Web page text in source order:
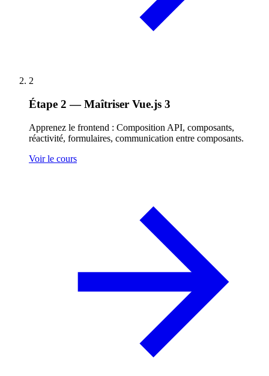
2
Étape 2 — Maîtriser Vue.js 3
Apprenez le frontend : Composition API, composants,
réactivité, formulaires, communication entre composants.
Voir le cours